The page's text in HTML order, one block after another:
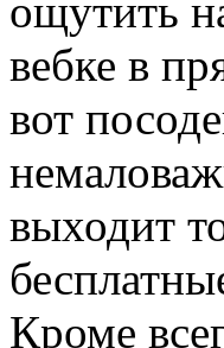
ощутить
вебке в
вот
выходит
Кроме